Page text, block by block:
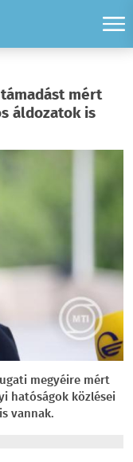
mért
áldozatok is
megyéire mért
hatóságok közlései
vannak.